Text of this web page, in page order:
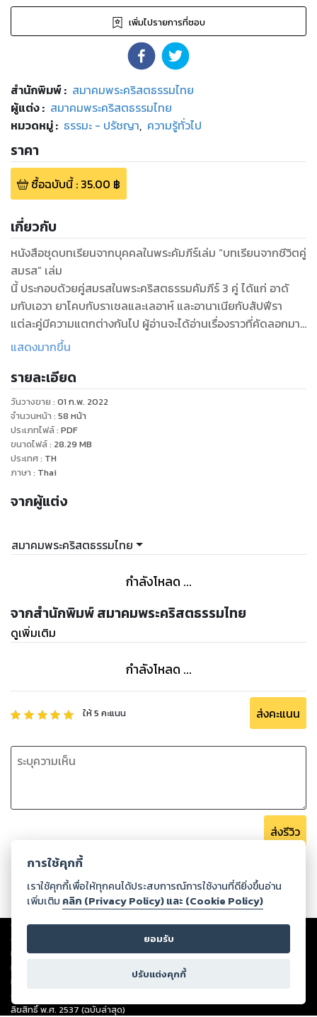
เพิ่มไปรายการที่ชอบ
สำนักพิมพ์: สมาคมพระคริสตธรรมไทย
ผู้แต่ง : สมาคมพระคริสตธรรมไทย
หมวดหมู่: ธรรมะ - ปรัชญา, ความรู้ทั่วไป
ราคา
ซื้อฉบับนี้: 35.00 ฿
เกี่ยวกับ
หนังสือชุดบทเรียนจากบุคคลในพระคัมภีร์เล่ม “บทเรียนจากชีวิตคู่
สมรส” เล่ม
นี้ ประกอบด้วยคู่สมรสในพระคริสตธรรมคัมภีร์ 3 คู่ ได้แก่ อาดั
มกับเอวา ยาโคบกับราเชลและเลอาห์ และอานาเนียกับสัปฟีรา
แต่ละคู่มีความแตกต่างกันไป ผู้อ่านจะได้อ่านเรื่องราวที่คัดลอกมา
จากพระคัมภีร์เกี่ยวกับแต่ละคู่โดยตรงและคำอธิบายสรุปบทเรียน
ศจ.ดร.นันทชัย มีชูธน ศจ.ธงชัย ประดับชนานุรัตน์ และ อ.ธวัช
เย็นใจ ซึ่งได้นำเรื่องราวชีวิตแต่ละคู่มาตีแผ่ให้บทเรียนอันหลาก
หลายแก่เรา โดยเฉพาะผู้ที่แต่งงานแล้วจะได้ข้อคิดในการใช้ชีวิตคู่
ของพวกเขาเหล่านั้นมาเป็นแนวทางในการดำเนินชีวิตคู่ของตน
เพื่อมีชีวิตสมรสที่ดีงามและ เป็นที่ถวายเกียรติแด่องค์พระผู้เป็น
เจ้า อย่างไรก็ตามพึงตระหนักว่าบุคคลในพระคัมภีร์ ก็มีจุดเด่นจุด
อย่างในขณะเดียวกันกับที่ละเว้นการประพฤติปฏิบัติที่ไม่ถูกต้อง ไม่
อย่างนั้นได้ ทำไมดิฉัน(ผม)จะทำบ้างไม่ได้
แสดงมากขึ้น
รายละเอียด
วันวางขาย : 01 ก.พ. 2022
จำนวนหน้า : 58 หน้า
ประเภทไฟล์: PDF
ขนาดไฟล์: 28.29 MB
ประเทศ: TH
ภาษา : Thai
จากผู้แต่ง
สมาคมพระคริสตธรรมไทย
กำลังโหลด ...
จากสำนักพิมพ์ สมาคมพระคริสตธรรมไทย
ดูเพิ่มเติม
กำลังโหลด ...
ให้5 คะแนน ส่งคะแนน
ส่งรีวิว
Copyright ©2026Storylog Co., Ltd. - สตอรี่ล็อกขอสงวนสิทธิ์ไม่รับผิดชอบ
ต่อผลงานหรือเนื้อหาใดที่อัปโหลดผ่านเว็บไซต์และปรากฏว่าละเมิดสิทธิใน
ทรัพย์สินทางปัญญาของบุคคลอื่นหรือขัดต่อกฎหมายและศีลธรรม ดังนั้น ผู้อ่าน
ทุกท่านโปรดใช้วิจารณญาณในการกลั่นกรองด้วยตนเอง และหากท่านพบว่าส่วน
หนึ่งส่วนใดขัดต่อกฎหมายและศีลธรรม กรุณาแจ้งมายังบริษัท เพื่อทีมงานจะได้
ดำเนินการในทันที ทั้งนี้ ทางสตอรี่ล็อกขอสงวนลิขสิทธิ์ตามพระราชบัญญัติ
ลิขสิทธิ์ พ.ศ. 2537 (ฉบับล่าสุด)
การใช้คุกกี้
เราใช้คุกกี้เพื่อให้ทุกคนได้ประสบการณ์การใช้งานที่ดียิ่งขึ้นอ่าน
เพิ่มเติม คลิก (Privacy Policy) และ (Cookie Policy)
ยอมรับ
ปรับแต่งคุกกี้